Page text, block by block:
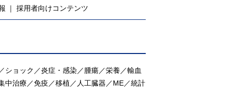
採用者向けコンテンツ
ショック／炎症・感染／腫瘍／栄養／輸血
中治療／免疫／移植／人工臓器／ME／統計